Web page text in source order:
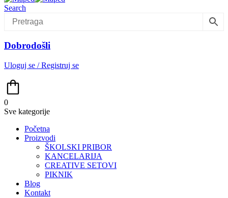
Search
Dobrodošli
Uloguj se / Registruj se
0
Sve kategorije
Početna
Proizvodi
ŠKOLSKI PRIBOR
KANCELARIJA
CREATIVE SETOVI
PIKNIK
Blog
Kontakt